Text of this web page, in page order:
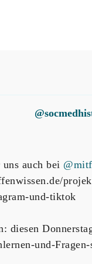
auch bei
und-tiktok
diesen
und-